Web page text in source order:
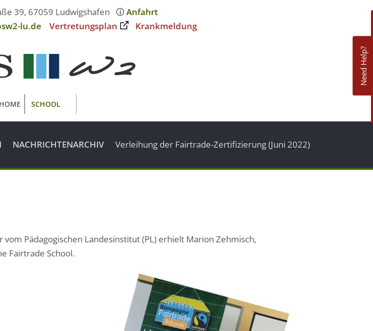
39, 67059 Ludwigshafen 🛈Anfahrt
lu.de Vertretungsplan Krankmeldung
Need Help?
HOME SCHOOL
NACHRICHTENARCHIV Verleihung der Fairtrade-Zertifizierung (Juni 2022)
Pädagogischen Landesinstitut (PL) erhielt Marion Zehmisch,
Fairtrade School.